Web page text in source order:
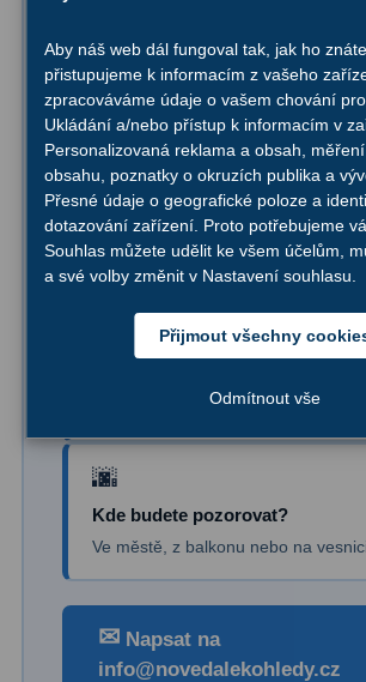
Planetární kamery19
Deep-Sky kamery28
Guiding kamery14
T-kroužky16
Adaptéry projekční11
Adaptéry T239
Adaptéry M4833
Filtry IR-Block10
Filtry CCD Hα, OIII7
Filtrová kola a rámy16
Napište nám na
sdělte nám:
Pro koho je dalekohled?
Pro dítě, začátečníka nebo
amatéra
Sdělte nám, kolik chcete investovat
Kde budete pozorovat?
Ve městě, z balkonu nebo na vesnici
✉ Napsat na
info@novedalekohledy.cz
Aby náš web dál fungoval tak, jak ho
přistupujeme k informacím z vašeho
zpracováváme údaje o vašem chování
Ukládání a/nebo přístup k informacím v
Personalizovaná reklama a obsah,
obsahu, poznatky o okruzích publika a
Přesné údaje o geografické poloze a
dotazování zařízení. Proto potřebujeme
Souhlas můžete udělit ke všem účelům,
a své volby změnit v Nastavení souhlasu.
Přijmout všechny
Odmítnout vše